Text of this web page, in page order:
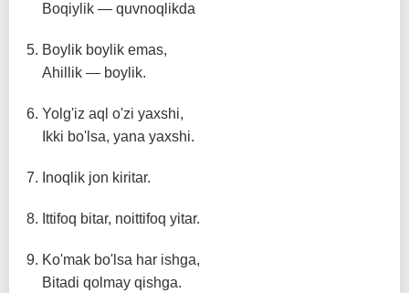
Boqiylik — quvnoqlikda
Boylik boylik emas,
Ahillik — boylik.
Yolg'iz aql o'zi yaxshi,
Ikki bo'lsa, yana yaxshi.
Inoqlik jon kiritar.
Ittifoq bitar, noittifoq yitar.
Ko'mak bo'lsa har ishga,
Bitadi qolmay qishga.